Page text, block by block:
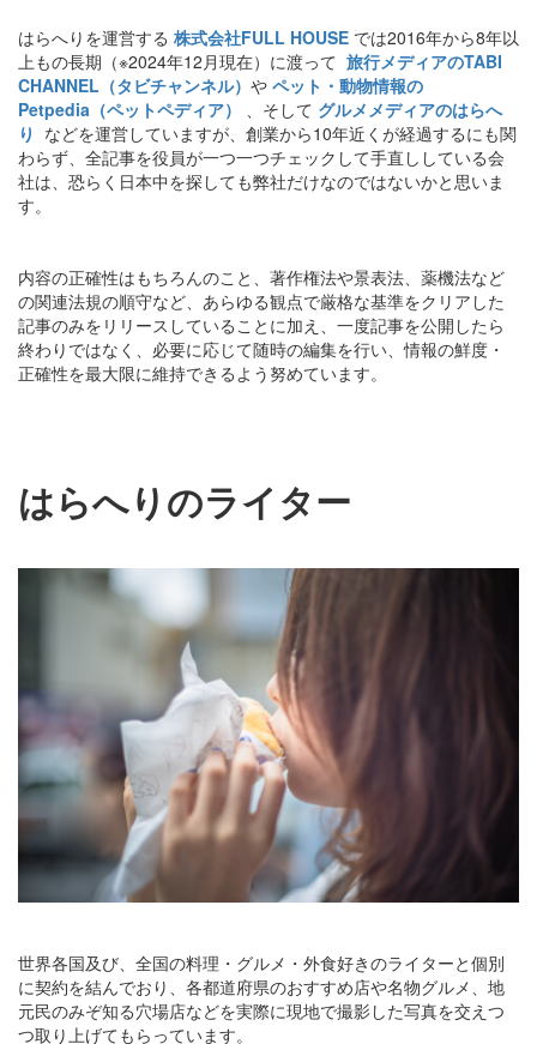
はらへりを運営する 株式会社FULL HOUSE では2016年から8年以
上もの長期（※2024年12月現在）に渡って 旅行メディアのTABI
CHANNEL（タビチャンネル） や ペット・動物情報の
Petpedia（ペットペディア）
、そして グルメメディアのはらへ
り などを運営していますが、創業から10年近くが経過するにも関
わらず、全記事を役員が一つ一つチェックして手直ししている会
社は、恐らく日本中を探しても弊社だけなのではないかと思いま
す。
内容の正確性はもちろんのこと、著作権法や景表法、薬機法など
の関連法規の順守など、あらゆる観点で厳格な基準をクリアした
記事のみをリリースしていることに加え、一度記事を公開したら
終わりではなく、必要に応じて随時の編集を行い、情報の鮮度・
正確性を最大限に維持できるよう努めています。
はらへりのライター
世界各国及び、全国の料理・グルメ・外食好きのライターと個別
に契約を結んでおり、各都道府県のおすすめ店や名物グルメ、地
元民のみぞ知る穴場店などを実際に現地で撮影した写真を交えつ
つ取り上げてもらっています。